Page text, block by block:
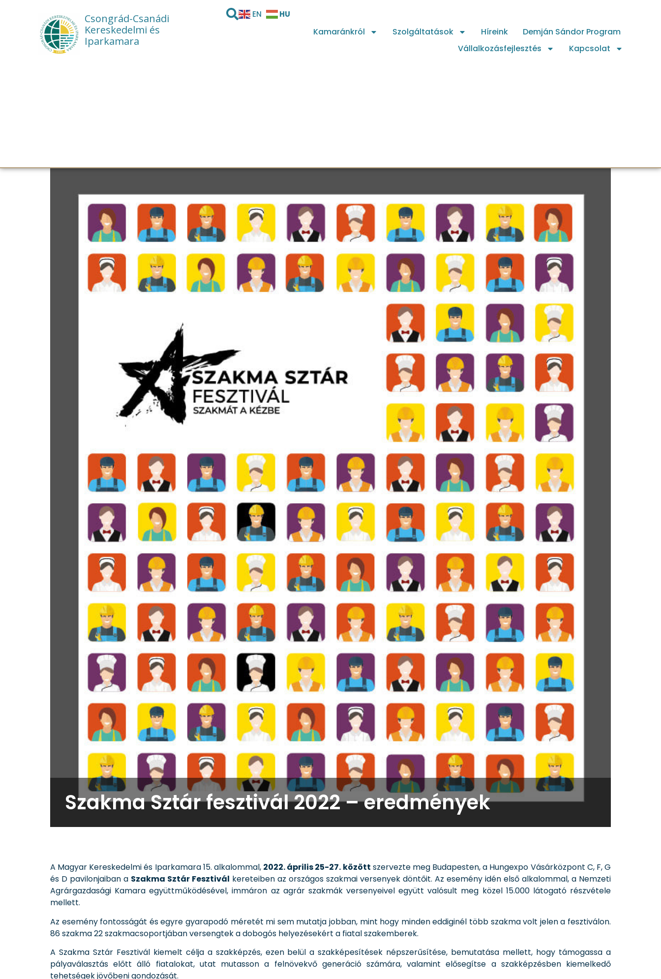
Csongrád-Csanádi
Kereskedelmi és
Iparkamara
EN HU
Kamaránkról Szolgáltatások Híreink
Demján Sándor Program
Vállalkozásfejlesztés
Kapcsolat
Szakma Sztár fesztivál 2022 – eredmények
A Magyar Kereskedelmi és Iparkamara 15. alkalommal, 2022. április 25-27. között szervezte meg Budapesten, a Hungexpo Vásárközpont C, F, G
és D pavilonjaiban a Szakma Sztár Fesztivál kereteiben az országos szakmai versenyek döntőit. Az esemény idén első alkalommal, a Nemzeti
Agrárgazdasági Kamara együttműködésével, immáron az agrár szakmák versenyeivel együtt valósult meg közel 15.000 látogató részvétele
mellett.
Az esemény fontosságát és egyre gyarapodó méretét mi sem mutatja jobban, mint hogy minden eddiginél több szakma volt jelen a fesztiválon.
86 szakma 22 szakmacsoportjában versengtek a dobogós helyezésekért a fiatal szakemberek.
A Szakma Sztár Fesztivál kiemelt célja a szakképzés, ezen belül a szakképesítések népszerűsítése, bemutatása mellett, hogy támogassa a
pályaválasztás előtt álló fiatalokat, utat mutasson a felnövekvő generáció számára, valamint elősegítse a szakképzésben kiemelkedő
tehetségek jövőbeni gondozását.